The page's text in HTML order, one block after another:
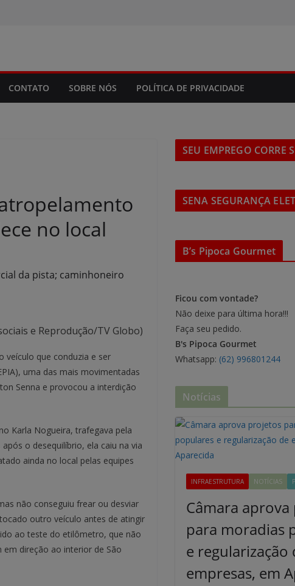
CONTATO SOBRE NÓS POLÍTICA DE PRIVACIDADE
no local
da pista; caminhoneiro
e Reprodução/TV Globo)
veículo que conduzia e ser
uma das mais movimentadas
Senna e provocou a interdição
Karla Nogueira, trafegava pela
o desequilíbrio, ela caiu na via
ainda no local pelas equipes
não conseguiu frear ou desviar
outro veículo antes de atingir
ao teste do etilômetro, que não
direção ao interior de São
SEU EMPREGO CORRE
SENA SEGURANÇA
B’s Pipoca Gourmet
Ficou com vontade?
Não deixe para última hora!!!
Faça seu pedido.
B's Pipoca Gourmet
Whatsapp: (62) 996801244
Notícias
INFRAESTRUTURA NOTÍCIAS
Câmara
para moradias
e regularização
empresas, em